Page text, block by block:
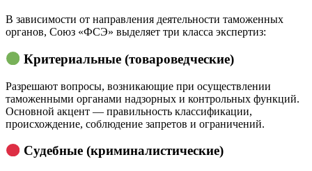
В зависимости от направления деятельности таможенных
органов, Союз «ФСЭ» выделяет три класса экспертиз:
Критериальные (товароведческие)
Разрешают вопросы, возникающие при осуществлении
таможенными органами надзорных и контрольных функций.
Основной акцент — правильность классификации,
происхождение, соблюдение запретов и ограничений.
Судебные (криминалистические)